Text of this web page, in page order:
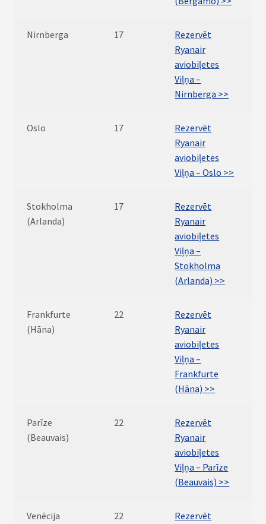
Nirnberga 17
Rezervēt
Ryanair
aviobiļetes
Viļņa –
Nirnberga >>
Oslo 17
Rezervēt
Ryanair
aviobiļetes
Viļņa – Oslo >>
Stokholma
(Arlanda)
17
Rezervēt
Ryanair
aviobiļetes
Viļņa –
Stokholma
(Arlanda) >>
Frankfurte
(Hāna)
22
Rezervēt
Ryanair
aviobiļetes
Viļņa –
Frankfurte
(Hāna) >>
Parīze
(Beauvais)
22
Rezervēt
Ryanair
aviobiļetes
Viļņa – Parīze
(Beauvais) >>
Venēcija
22
Rezervēt